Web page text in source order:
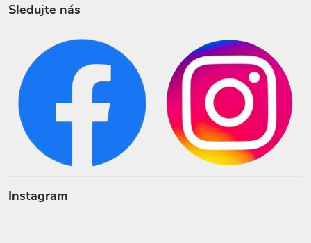
Sledujte nás
Instagram